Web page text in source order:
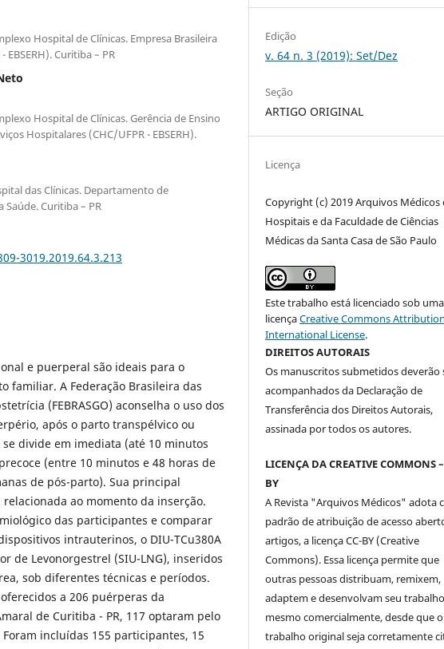
Hospital de Clí­nicas. Empresa Brasileira
Curitiba – PR
Hospital de Clí­nicas. Gerência de Ensino
Hospitalares (CHC/UFPR - EBSERH).
das Clí­nicas. Departamento de
Saúde. Curitiba – PR
3019.2019.64.3.213
e puerperal são ideais para o
familiar. A Federação Brasileira das
(FEBRASGO) aconselha o uso dos
após o parto transpélvico ou
divide em imediata (até 10 minutos
(entre 10 minutos e 48 horas de
de pós-parto). Sua principal
ao momento da inserção.
das participantes e comparar
intrauterinos, o DIU-TCu380A
de Levonorgestrel (SIU-LNG), inseridos
sob diferentes técnicas e perí­odos.
a 206 puérperas da
de Curitiba - PR, 117 optaram pelo
Foram incluí­das 155 participantes, 15
Edição
v. 64 n. 3 (2019): Set/Dez
Seção
ARTIGO ORIGINAL
Licença
Copyright (c) 2019 Arquivos Médicos
Hospitais e da Faculdade de Ciências
Médicas da Santa Casa de São Paulo
Este trabalho está licenciado sob uma
licençaCreative Commons
International License.
DIREITOS AUTORAIS
Os manuscritos submetidos deverão
acompanhados da Declaração de
Transferência dos Direitos Autorais,
assinada por todos os autores.
LICENÇA DA CREATIVE COMMONS
BY
A Revista "Arquivos Médicos" adota
padrão de atribuição de acesso
artigos, a licença CC-BY (Creative
Commons). Essa licença permite que
outras pessoas distribuam, remixem,
adaptem e desenvolvam seu
mesmo comercialmente, desde que o
trabalho original seja corretamente